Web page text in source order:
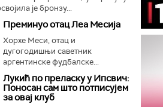
је бронзу...
Преминуо отац Леа Месија
Хорхе Меси, отац и
дугогодишњи саветник
аргентинске фудбалске...
Лукић по преласку у Ипсвич:
Поносан сам што потписујем
за овај клуб